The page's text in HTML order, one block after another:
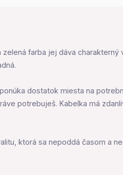
farba jej dáva charakterný
dostatok miesta na
potrebuješ. Kabelka má
ktorá sa nepoddá časom a